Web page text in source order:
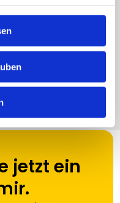
schaffen
erleichtert
und
jetzt ein